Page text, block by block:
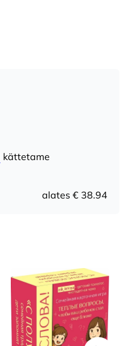
kättetame
alates € 38.94